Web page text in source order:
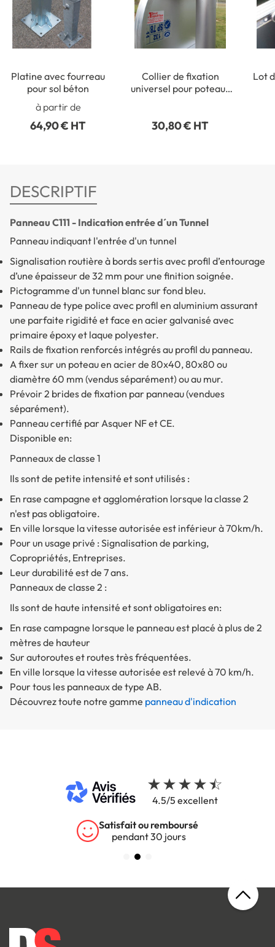
Platine avec fourreau
pour sol béton
à partir de
64,90 € HT
Collier de fixation
universel pour poteaux
30,80 € HT
Lot
DESCRIPTIF
Panneau C111 - Indication entrée d´un Tunnel
Panneau indiquant l'entrée d'un tunnel
Signalisation routière à bords sertis avec profil d’entourage
d’une épaisseur de 32 mm pour une finition soignée.
Pictogramme d'un tunnel blanc sur fond bleu.
Panneau de type police avec profil en aluminium assurant
une parfaite rigidité et face en acier galvanisé avec
primaire époxy et laque polyester.
Rails de fixation renforcés intégrés au profil du panneau.
A fixer sur un poteau en acier de 80x40, 80x80 ou
diamètre 60 mm (vendus séparément) ou au mur.
Prévoir 2 brides de fixation par panneau (vendues
séparément).
Panneau certifié par Asquer NF et CE.
Disponible en:
Panneaux de classe 1
Ils sont de petite intensité et sont utilisés :
En rase campagne et agglomération lorsque la classe 2
n'est pas obligatoire.
En ville lorsque la vitesse autorisée est inférieur à 70km/h.
Pour un usage privé : Signalisation de parking,
Copropriétés, Entreprises.
Leur durabilité est de 7 ans.
Panneaux de classe 2 :
Ils sont de haute intensité et sont obligatoires en:
En rase campagne lorsque le panneau est placé à plus de 2
mètres de hauteur
Sur autoroutes et routes très fréquentées.
En ville lorsque la vitesse autorisée est relevé à 70 km/h.
Pour tous les panneaux de type AB.
Découvrez toute notre gamme panneau d'indication
4.5/5 excellent
Satisfait ou remboursé
pendant 30 jours